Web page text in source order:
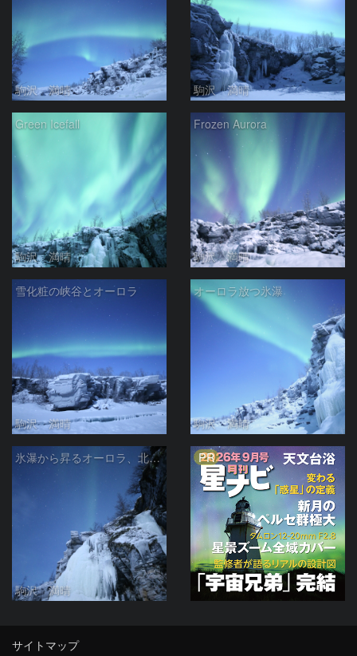
駒沢 満晴 駒沢 満晴
Green Icefall
駒沢 満晴
Frozen Aurora
駒沢 満晴
雪化粧の峡谷とオーロラ
駒沢 満晴
オーロラ放つ氷瀑
駒沢 満晴
氷瀑から昇るオーロラ、北斗七星
駒沢 満晴
PR
サイトマップ